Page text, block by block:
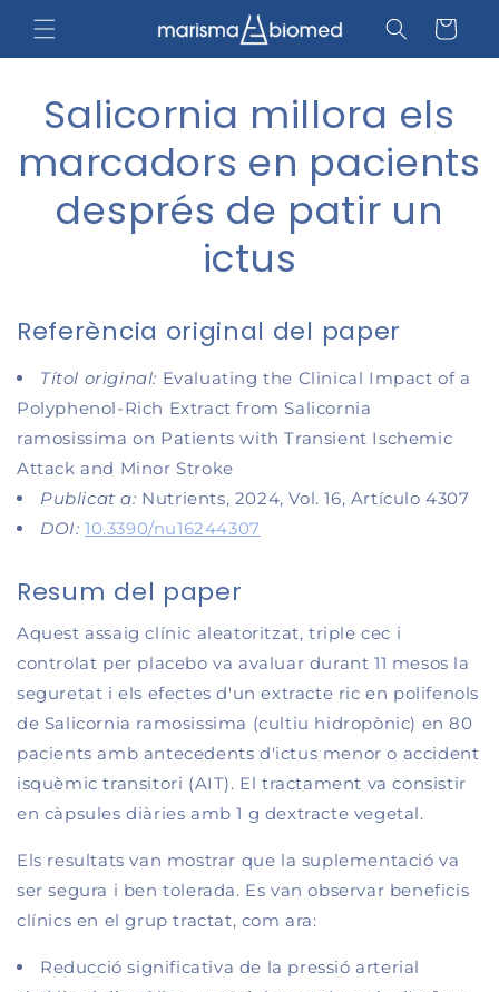
directament
al contingut
Cistella
Salicornia millora els
marcadors en pacients
després de patir un
ictus
Referència original del paper
Títol original: Evaluating the Clinical Impact of a
Polyphenol-Rich Extract from Salicornia
ramosissima on Patients with Transient Ischemic
Attack and Minor Stroke
Publicat a: Nutrients, 2024, Vol. 16, Artículo 4307
DOI: 10.3390/nu16244307
Resum del paper
Aquest assaig clínic aleatoritzat, triple cec i
controlat per placebo va avaluar durant 11 mesos la
seguretat i els efectes d'un extracte ric en polifenols
de Salicornia ramosissima (cultiu hidropònic) en 80
pacients amb antecedents d'ictus menor o accident
isquèmic transitori (AIT). El tractament va consistir
en càpsules diàries amb 1 g dextracte vegetal.
Els resultats van mostrar que la suplementació va
ser segura i ben tolerada. Es van observar beneficis
clínics en el grup tractat, com ara:
Reducció significativa de la pressió arterial